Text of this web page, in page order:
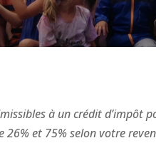
à un crédit d’impôt
et 75% selon votre